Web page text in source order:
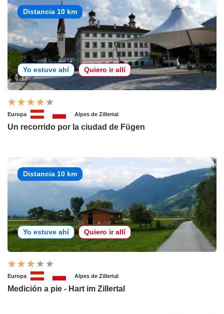
Distancia 10 km
Yo estuve ahí Quiero ir allí
Europa Alpes de Zillertal
Un recorrido por la ciudad de Fügen
Distancia 10 km
Yo estuve ahí Quiero ir allí
Europa Alpes de Zillertal
Medición a pie - Hart im Zillertal